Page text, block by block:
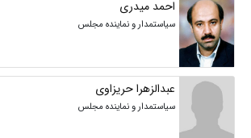
احمد میدری
سیاستمدار و نماینده مجلس
عبدالزهرا حریزاوی
سیاستمدار و نماینده مجلس